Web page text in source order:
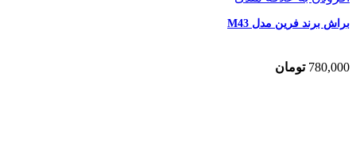
براش برند فرین مدل M43
780,000 تومان